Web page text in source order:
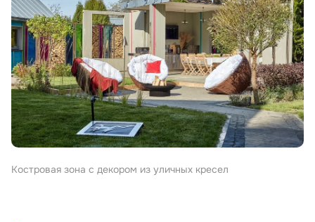
Костровая зона с декором из уличных кресел